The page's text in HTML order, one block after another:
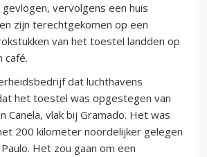
vervolgens een huis
zijn terechtgekomen op een
van het toestel landden op
café.
dat luchthavens
het toestel was opgestegen van
Canela, vlak bij Gramado. Het was
200 kilometer noordelijker gelegen
Paulo. Het zou gaan om een